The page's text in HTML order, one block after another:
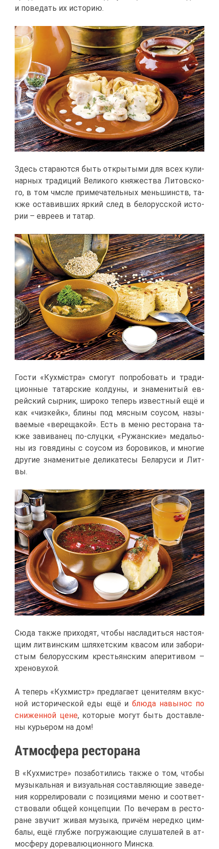
и по­ве­дать их ис­то­рию.
Здесь ста­ра­ют­ся быть от­кры­ты­ми для всех ку­ли­
нар­ных тра­ди­ций Ве­ли­ко­го кня­же­ства Ли­тов­ско­
го, в том чм­с­ле при­ме­ча­тель­ных мень­шинств, та­
к­же оста­вив­ших яр­кий след в бе­ло­рус­ской ис­то­
рии – ев­ре­ев и та­тар.
Го­сти «Кух­мiст­ра» смо­гут по­про­бо­вать и тра­ди­
ци­он­ные та­тар­ские кол­ду­ны, и зна­ме­ни­тый ев­
рей­ский сыр­ник, ши­ро­ко те­перь из­вест­ный ещё и
как «чиз­кейк», бли­ны под мяс­ным со­усом, на­зы­
ва­е­мые «ве­ре­ща­кой». Есть в ме­ню ре­сто­ра­на та­
к­же за­ви­ва­нец по-слуц­ки, «Ру­жан­ские» ме­да­льо­
ны из го­вя­ди­ны с со­усом из бо­ро­ви­ков, и мно­гие
дру­гие зна­ме­ни­тые де­ли­ка­те­сы Бе­ла­ру­си и Лит­
вы.
Сю­да та­к­же при­хо­дят, что­бы на­сла­дить­ся на­сто­я­
щим лит­вин­ским шля­хет­ским ква­сом или за­бо­ри­
стым бе­ло­рус­ским кре­стьян­ским апе­ри­ти­вом –
хре­но­ву­хой.
А те­перь «Кух­мистр» пред­ла­га­ет це­ни­те­лям вкус­
ной ис­то­ри­че­ской еды ещё иблю­да на­вы­нос по
сни­жен­ной цене, ко­то­рые мо­гут быть до­став­ле­
ны ку­рье­ром на дом!
Ат­мо­сфе­ра ре­сто­ра­на
В «Кух­ми­ст­ре» по­за­бо­ти­лись та­к­же о том, что­бы
му­зы­каль­ная и ви­зу­аль­ная со­став­ля­ю­щие за­ве­де­
ния кор­ре­ли­ро­ва­ли с по­зи­ци­я­ми ме­ню и со­от­вет­
ство­ва­ли об­щей кон­цеп­ции. По ве­че­рам в ре­сто­
ране зву­чит жи­вая му­зы­ка, при­чём неред­ко цим­
ба­лы, ещё глуб­же по­гру­жа­ю­щие слу­ша­те­лей в ат­
мо­сфе­ру до­ре­ва­лю­ци­он­но­го Мин­ска.